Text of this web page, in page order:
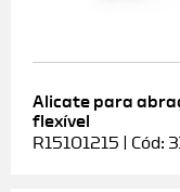
Alicate para
flexível
R15101215 | Cód: